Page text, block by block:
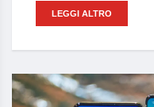
LEGGI ALTRO